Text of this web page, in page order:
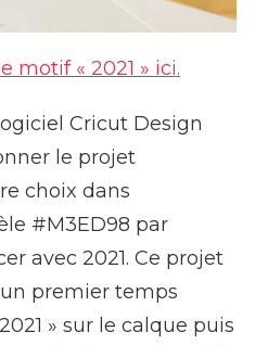
motif « 2021 » ici.
Cricut Design
le projet
choix dans
#M3ED98 par
avec 2021. Ce projet
premier temps
» sur le calque puis